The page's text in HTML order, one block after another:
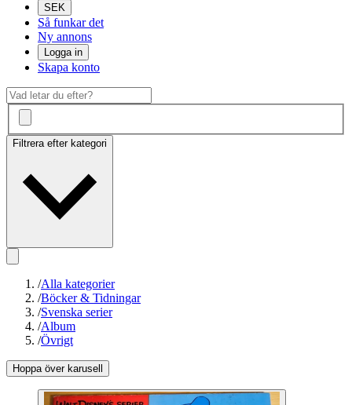
SEK
Så funkar det
Ny annons
Logga in
Skapa konto
Filtrera efter kategori
/Alla kategorier
/Böcker & Tidningar
/Svenska serier
/Album
/Övrigt
Hoppa över karusell